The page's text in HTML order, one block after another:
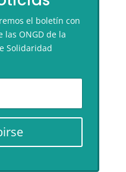
el boletín con
las ONGD de la
Solidaridad